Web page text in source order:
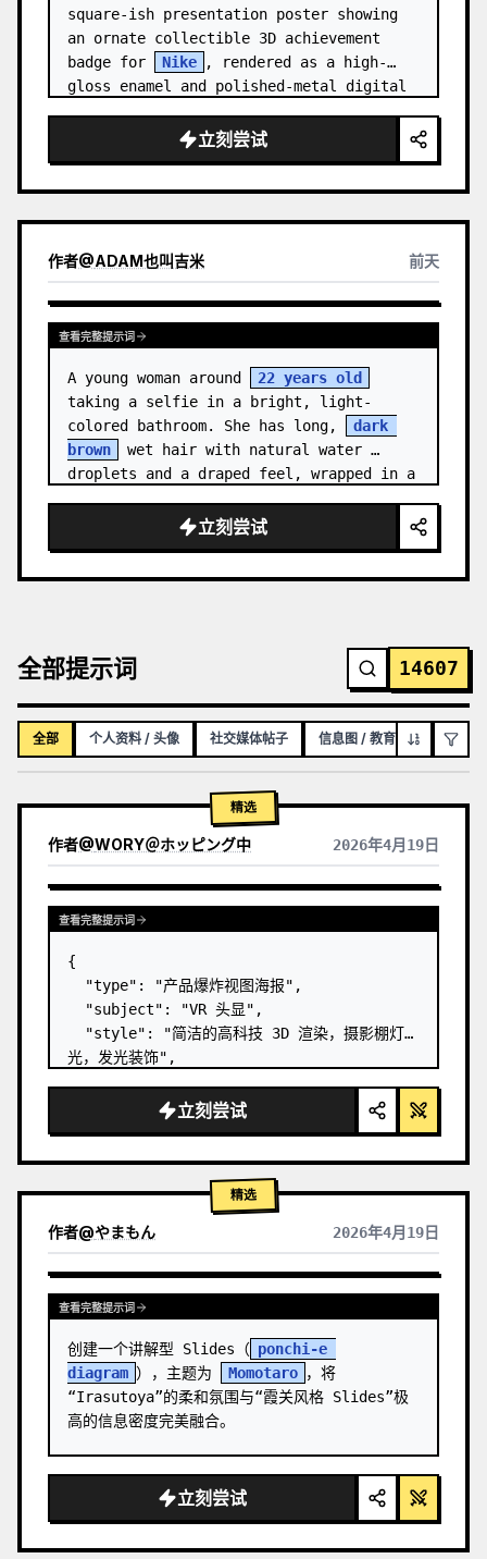
square-ish presentation poster showing
an ornate collectible 3D achievement
badge for
Nike
, rendered as a high-
gloss enamel and polished-metal digital
Canvas: Wide 16:9 white stu…
立刻尝试
作者@ADAM也叫吉米 前天
查看完整提示词
A young woman around
22 years old
taking a selfie in a bright, light-
colored bathroom. She has long,
dark
brown
wet hair with natural water
droplets and a draped feel, wrapped in a
立刻尝试
全部提示词 14607
全部 个人资料 / 头像 社交媒体帖子 信息图 / 教育视觉图
精选
作者@WORY＠ホッピング中 2026年4月19日
查看完整提示词
{
  "type": "产品爆炸视图海报",
  "subject": "VR 头显",
  "style": "简洁的高科技 3D 渲染，摄影棚灯
光，发光装饰",
  "header": {
    "logo": "∞
Meta Quest 3 ",
立刻尝试
精选
作者@やまもん 2026年4月19日
查看其它模型的结果
查看完整提示词
创建一个讲解型 Slides（ ponchi-e
diagram ），主题为 Momotaro ，将
“Irasutoya”的柔和氛围与“霞关风格 Slides”极
高的信息密度完美融合。
立刻尝试